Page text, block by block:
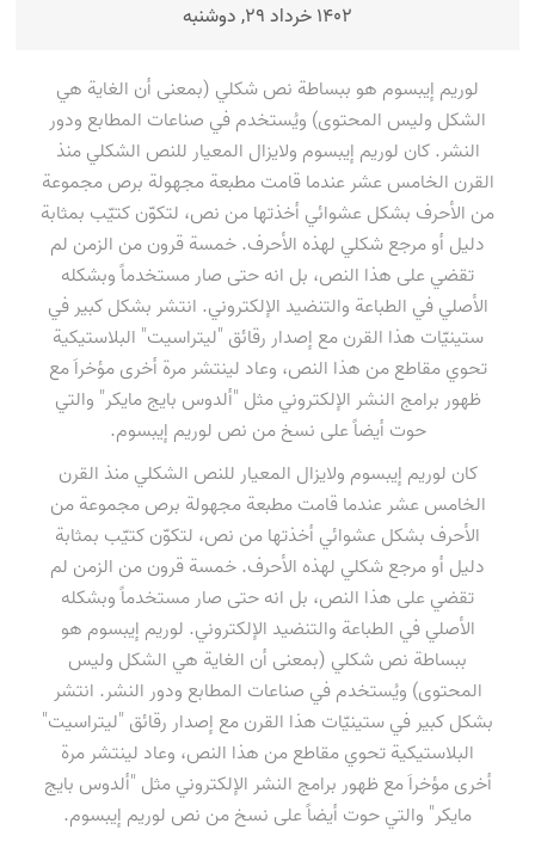
1402 خرداد 29, دوشنبه
لوريم إيبسوم هو ببساطة نص شكلي (بمعنى أن الغاية هي
الشكل وليس المحتوى) ويُستخدم في صناعات المطابع ودور
النشر. كان لوريم إيبسوم ولايزال المعيار للنص الشكلي منذ
القرن الخامس عشر عندما قامت مطبعة مجهولة برص مجموعة
من الأحرف بشكل عشوائي أخذتها من نص، لتكوّن كتيّب بمثابة
دليل أو مرجع شكلي لهذه الأحرف. خمسة قرون من الزمن لم
تقضي على هذا النص، بل انه حتى صار مستخدماً وبشكله
الأصلي في الطباعة والتنضيد الإلكتروني. انتشر بشكل كبير في
ستينيّات هذا القرن مع إصدار رقائق "ليتراسيت" البلاستيكية
تحوي مقاطع من هذا النص، وعاد لينتشر مرة أخرى مؤخراَ مع
ظهور برامج النشر الإلكتروني مثل "ألدوس بايج مايكر" والتي
حوت أيضاً على نسخ من نص لوريم إيبسوم.
كان لوريم إيبسوم ولايزال المعيار للنص الشكلي منذ القرن
الخامس عشر عندما قامت مطبعة مجهولة برص مجموعة من
الأحرف بشكل عشوائي أخذتها من نص، لتكوّن كتيّب بمثابة
دليل أو مرجع شكلي لهذه الأحرف. خمسة قرون من الزمن لم
تقضي على هذا النص، بل انه حتى صار مستخدماً وبشكله
الأصلي في الطباعة والتنضيد الإلكتروني. لوريم إيبسوم هو
ببساطة نص شكلي (بمعنى أن الغاية هي الشكل وليس
المحتوى) ويُستخدم في صناعات المطابع ودور النشر. انتشر
بشكل كبير في ستينيّات هذا القرن مع إصدار رقائق "ليتراسيت"
البلاستيكية تحوي مقاطع من هذا النص، وعاد لينتشر مرة
أخرى مؤخراَ مع ظهور برامج النشر الإلكتروني مثل "ألدوس بايج
مايكر" والتي حوت أيضاً على نسخ من نص لوريم إيبسوم.